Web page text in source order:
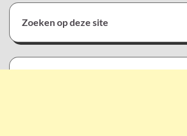
Zoeken op deze site